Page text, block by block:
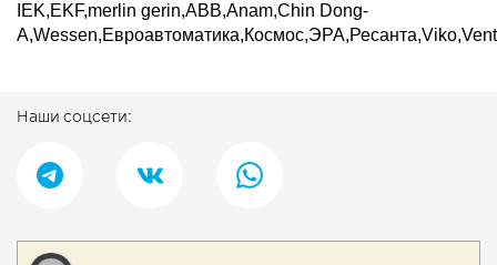
IEK,EKF,merlin gerin,ABB,Anam,Chin Dong-
Наши соцсети: